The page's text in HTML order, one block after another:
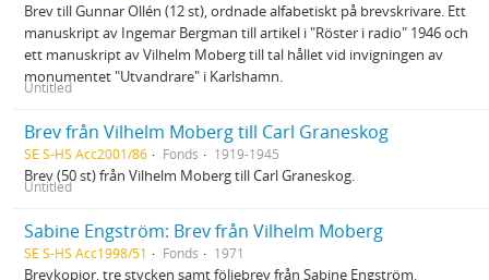
Brev till Gunnar Ollén (12 st), ordnade alfabetiskt på brevskrivare. Ett
manuskript av Ingemar Bergman till artikel i "Röster i radio" 1946 och
ett manuskript av Vilhelm Moberg till tal hållet vid invigningen av
monumentet "Utvandrare" i Karlshamn.
Untitled
Brev från Vilhelm Moberg till Carl Graneskog
SE S-HS Acc2001/86 Fonds 1919-1945
Brev (50 st) från Vilhelm Moberg till Carl Graneskog.
Untitled
Sabine Engström: Brev från Vilhelm Moberg
SE S-HS Acc1998/51 Fonds 1971
Brevkopior, tre stycken samt följebrev från Sabine Engström.